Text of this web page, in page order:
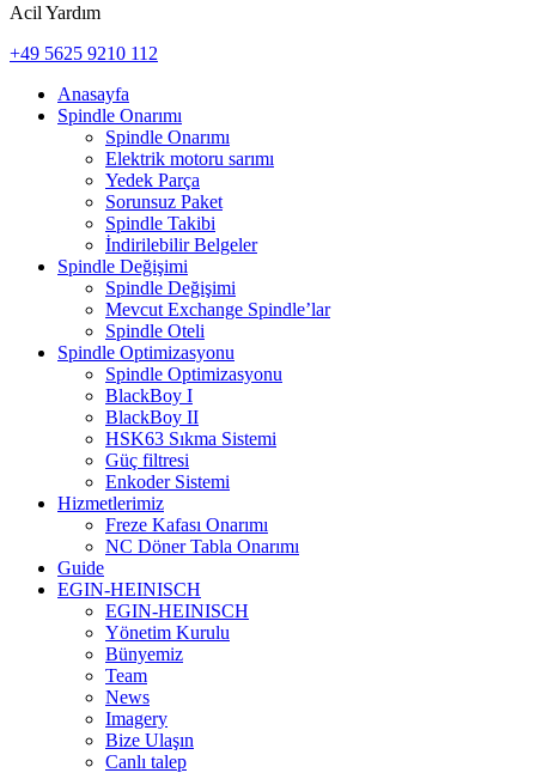
Acil Yardım
+49 5625 9210 112
Anasayfa
Spindle Onarımı
Spindle Onarımı
Elektrik motoru sarımı
Yedek Parça
Sorunsuz Paket
Spindle Takibi
İndirilebilir Belgeler
Spindle Değişimi
Spindle Değişimi
Mevcut Exchange Spindle’lar
Spindle Oteli
Spindle Optimizasyonu
Spindle Optimizasyonu
BlackBoy I
BlackBoy II
HSK63 Sıkma Sistemi
Güç filtresi
Enkoder Sistemi
Hizmetlerimiz
Freze Kafası Onarımı
NC Döner Tabla Onarımı
Guide
EGIN-HEINISCH
EGIN-HEINISCH
Yönetim Kurulu
Bünyemiz
Team
News
Imagery
Bize Ulaşın
Canlı talep